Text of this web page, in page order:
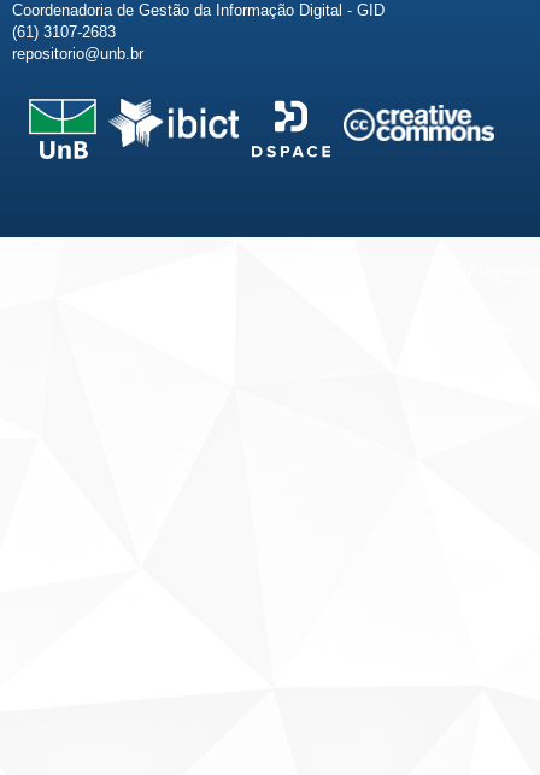
Coordenadoria de Gestão da Informação Digital - GID
(61) 3107-2683
repositorio@unb.br